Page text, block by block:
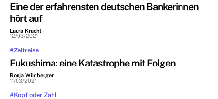
Eine der erfahrensten deutschen Bankerinnen
hört auf
Laura Kracht -
12/03/2021
#Zeitreise
Fukushima: eine Katastrophe mit Folgen
Ronja Wildberger -
11/03/2021
#Kopf oder Zahl